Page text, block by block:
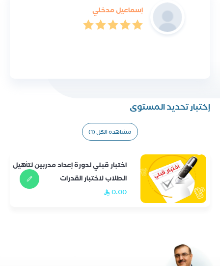
إسماعيل مدخلي
إختبار تحديد المستوى
مشاهدة الكل (1)
اختبار قبلي لدورة إعداد مدربين لتأهيل
الطلاب لاختبار القدرات
0.00